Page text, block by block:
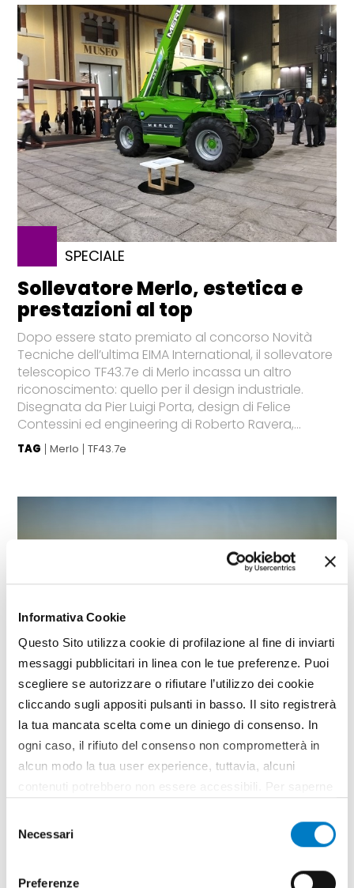
Informativa Cookie
Questo Sito utilizza cookie di profilazione al fine di inviarti
messaggi pubblicitari in linea con le tue preferenze. Puoi
scegliere se autorizzare o rifiutare l’utilizzo dei cookie
cliccando sugli appositi pulsanti in basso. Il sito registrerà
la tua mancata scelta come un diniego di consenso. In
ogni caso, il rifiuto del consenso non comprometterà in
alcun modo la tua user experience, tuttavia, alcuni
contenuti potrebbero non essere accessibili. Per saperne
all’utilizzo di tutti, o solamente di alcuni di essi, ti
delNecessari
Preferenze
SPECIALE
Sollevatore Merlo, estetica e
prestazioni al top
Dopo essere stato premiato al concorso Novità
Tecniche dell’ultima EIMA International, il sollevatore
telescopico TF43.7e di Merlo incassa un altro
riconoscimento: quello per il design industriale.
Disegnata da Pier Luigi Porta, design di Felice
Contessini ed engineering di Roberto Ravera,...
TAG Merlo TF43.7e
SPECIALE
Il sistema India al centro dei
nuovi equilibri geopolitici
Estesa su una superficie di 3,3 milioni di chilometri
quadrati e con una popolazione di oltre 1,45 miliardi
potenza economica del pianeta. La crescita